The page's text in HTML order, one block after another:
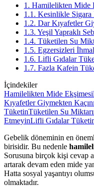
1. Hamilelikten Mide
1.1. Kesinlikle Sigara
1.2. Dar Kıyafetler
1.3. Yeşil Yapraklı
1.4. Tüketilen Su
1.5. Egzersizleri
1.6. Lifli Gıdalar
1.7. Fazla Kafein
İçindekiler
Hamilelikten Mide Ekşimesi
Kıyafetler Giymekten
TüketinTüketilen Su
EtmeyinLifli Gıdalar
Gebelik döneminin en
birisidir. Bu nedenle
Sorusuna birçok kişi cevap
artarak devam eden mide
Hatta sosyal yaşantıyı
olmaktadır.